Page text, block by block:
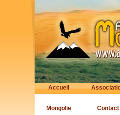
Accueil
Mongolie
Contact